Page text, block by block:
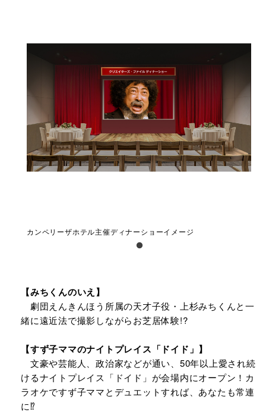
カンペリーザホテル主催ディナーショーイメージ
【みちくんのいえ】
劇団えんきんほう所属の天才子役・上杉みちくんと一
緒に遠近法で撮影しながらお芝居体験!?
【すず子ママのナイトプレイス「ドイド」】
文豪や芸能人、政治家などが通い、50年以上愛され続
けるナイトプレイス「ドイド」が会場内にオープン！カ
ラオケですず子ママとデュエットすれば、あなたも常連
に⁉